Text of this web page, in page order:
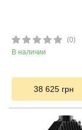
(0)
В наличии
38 625 грн